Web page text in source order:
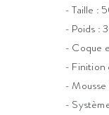
- Taille :
- Poids :
- Coque
- Finition
-
-